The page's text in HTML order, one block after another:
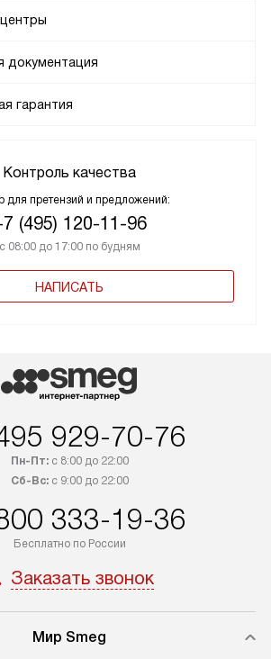
документация
гарантия
Контроль качества
для претензий и предложений:
(495) 120-11-96
с 08:00 до 17:00 по будням
НАПИСАТЬ
929-70-76
Пн-Пт:с 8:00 до 22:00
Сб-Вс:с 9:00 до 22:00
333-19-36
Бесплатно по России
Заказать звонок
Мир Smeg